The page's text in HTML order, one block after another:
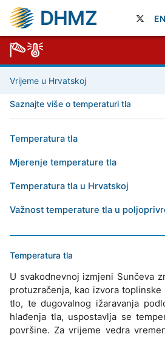
DHMZ EN
Vrijeme u Hrvatskoj
Saznajte više o temperaturi tla
Temperatura tla
Mjerenje temperature tla
Temperatura tla u Hrvatskoj
Važnost temperature tla u
Temperatura tla
U svakodnevnoj izmjeni Sunčeva
protuzračenja, kao izvora
tlo, te dugovalnog ižaravanja
hlađenja tla, uspostavlja se
površine. Za vrijeme vedra